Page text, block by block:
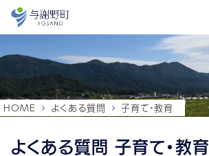
よくある質問 子育て・教育
HOME よくある質問 子育て・教育